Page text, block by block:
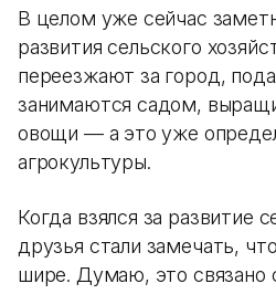
В целом уже сейчас
развития сельского
переезжают за город,
занимаются садом,
овощи — а это уже
агрокультуры.
Когда взялся за развитие
друзья стали замечать,
шире. Думаю, это